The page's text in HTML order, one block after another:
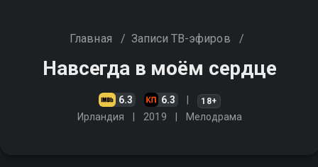
Главная / Записи ТВ-эфиров /
Навсегда в моём сердце
6.3 6.3 18+
Ирландия 2019 Мелодрама